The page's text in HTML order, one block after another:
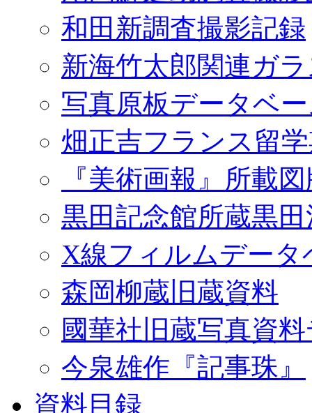
和田新調査撮影記録
新海竹太郎関連ガ
写真原板データベ
畑正吉フランス留
『美術画報』所載
黒田記念館所蔵黒
X線フィルムデータ
森岡柳蔵旧蔵資料
國華社旧蔵写真資
今泉雄作『記事珠』
資料目録